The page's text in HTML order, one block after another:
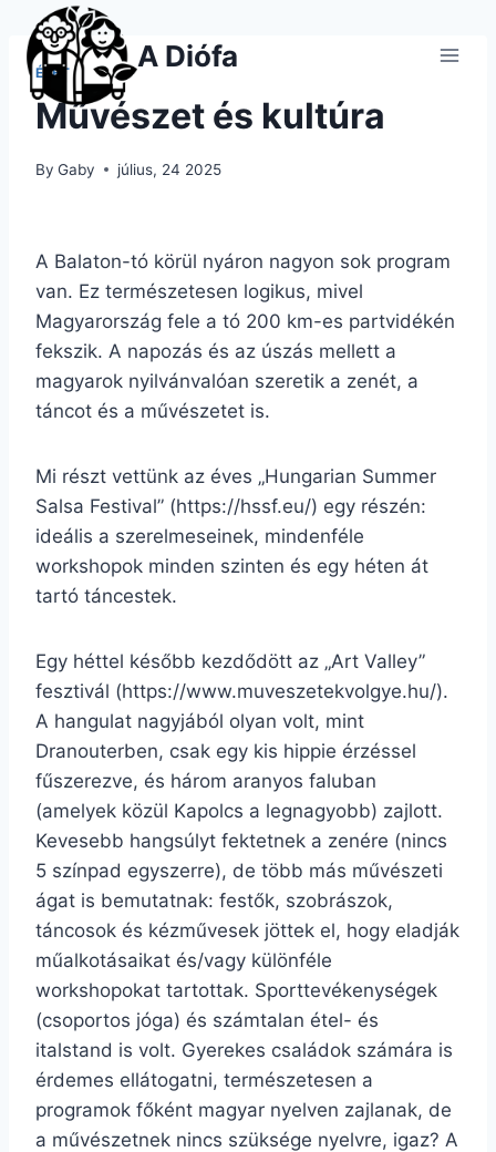
content
A Diófa
ÉLET
Művészet és kultúra
By Gaby július, 24 2025
A Balaton-tó körül nyáron nagyon sok program
van. Ez természetesen logikus, mivel
Magyarország fele a tó 200 km-es partvidékén
fekszik. A napozás és az úszás mellett a
magyarok nyilvánvalóan szeretik a zenét, a
táncot és a művészetet is.
Mi részt vettünk az éves „Hungarian Summer
Salsa Festival” (https://hssf.eu/) egy részén:
ideális a szerelmeseinek, mindenféle
workshopok minden szinten és egy héten át
tartó táncestek.
Egy héttel később kezdődött az „Art Valley”
fesztivál (https://www.muveszetekvolgye.hu/).
A hangulat nagyjából olyan volt, mint
Dranouterben, csak egy kis hippie érzéssel
fűszerezve, és három aranyos faluban
(amelyek közül Kapolcs a legnagyobb) zajlott.
Kevesebb hangsúlyt fektetnek a zenére (nincs
5 színpad egyszerre), de több más művészeti
ágat is bemutatnak: festők, szobrászok,
táncosok és kézművesek jöttek el, hogy eladják
műalkotásaikat és/vagy különféle
workshopokat tartottak. Sporttevékenységek
(csoportos jóga) és számtalan étel- és
italstand is volt. Gyerekes családok számára is
érdemes ellátogatni, természetesen a
programok főként magyar nyelven zajlanak, de
a művészetnek nincs szüksége nyelvre, igaz? A